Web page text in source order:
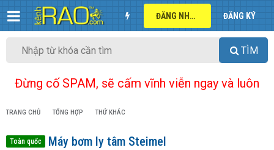
ĐĂNG NHẬP ĐĂNG KÝ
TÌM
Đừng cố SPAM, sẽ cấm vĩnh viễn ngay và luôn
TRANG CHỦ TỔNG HỢP THỨ KHÁC
Toàn quốc Máy bơm ly tâm Steimel